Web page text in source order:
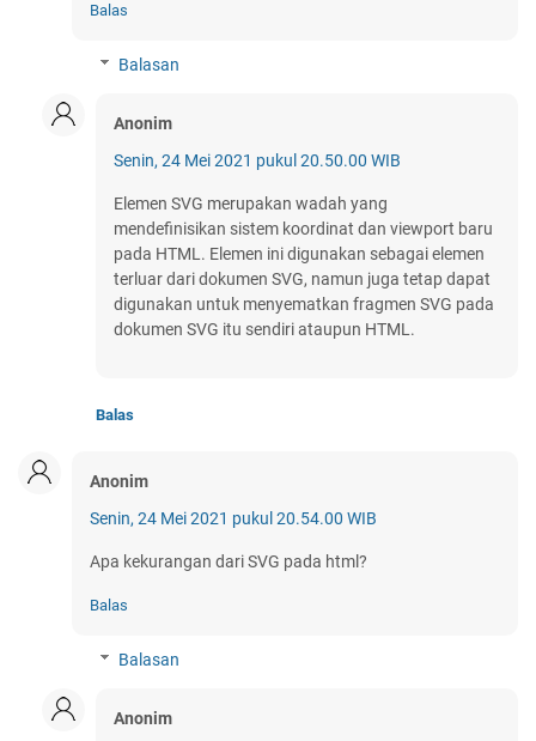
Balas
Balasan
Anonim
Senin, 24 Mei 2021 pukul 20.50.00 WIB
Elemen SVG merupakan wadah yang
mendefinisikan sistem koordinat dan viewport baru
pada HTML. Elemen ini digunakan sebagai elemen
terluar dari dokumen SVG, namun juga tetap dapat
digunakan untuk menyematkan fragmen SVG pada
dokumen SVG itu sendiri ataupun HTML.
Balas
Anonim
Senin, 24 Mei 2021 pukul 20.54.00 WIB
Apa kekurangan dari SVG pada html?
Balas
Balasan
Anonim